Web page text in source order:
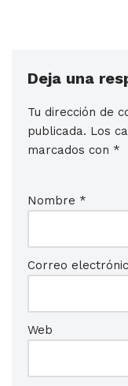
Deja una
Tu dirección de
publicada. Los
marcados con *
Nombre *
Correo
Web